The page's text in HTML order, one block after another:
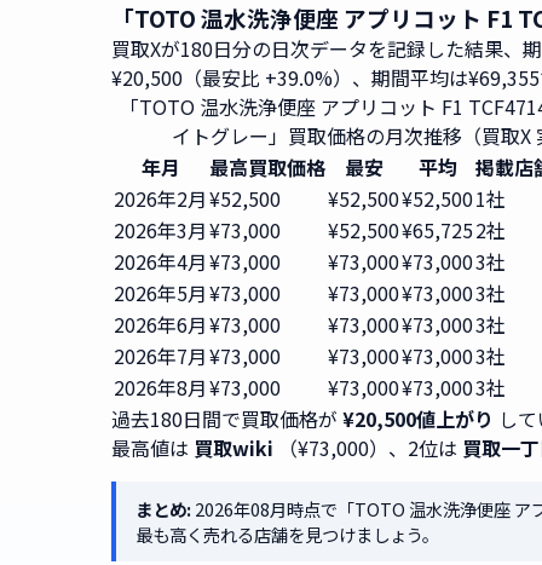
「TOTO 温水洗浄便座 アプリコット F1
買取Xが180日分の日次データを記録した結果、
¥20,500（最安比 +39.0%）、期間平均は
「TOTO 温水洗浄便座 アプリコット F1
イトグレー」買取価格の月次推移（買取X
年月
最高買取価格 最安 平均
掲載店
2026年2月¥52,500 ¥52,500¥52,5001社
2026年3月¥73,000 ¥52,500¥65,7252社
2026年4月¥73,000 ¥73,000¥73,0003社
2026年5月¥73,000 ¥73,000¥73,0003社
2026年6月¥73,000 ¥73,000¥73,0003社
2026年7月¥73,000 ¥73,000¥73,0003社
2026年8月¥73,000 ¥73,000¥73,0003社
過去180日間で買取価格が ¥20,500値上がり し
最高値は 買取wiki （¥73,000）、2位は 買取一
まとめ:2026年08月時点で「TOTO 温水洗浄便座
最も高く売れる店舗を見つけましょう。